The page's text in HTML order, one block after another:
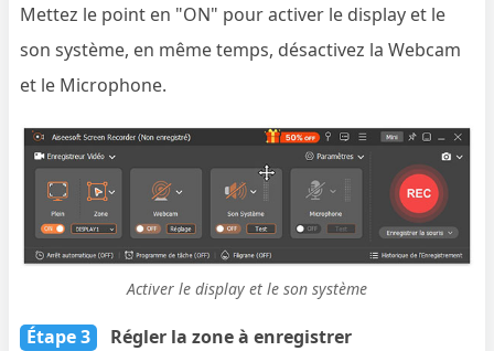
Mettez le point en "ON" pour activer le display et le
son système, en même temps, désactivez la Webcam
et le Microphone.
Activer le display et le son système
Étape 3 Régler la zone à enregistrer